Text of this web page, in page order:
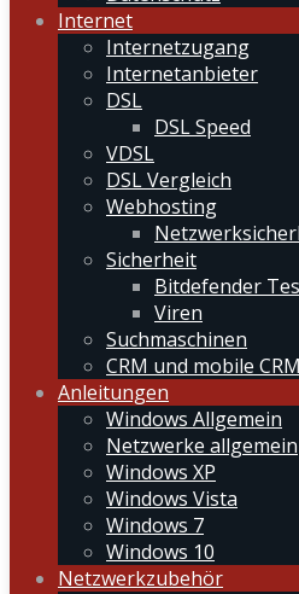
Internet
Internetzugang
Internetanbieter
DSL
DSL Speed
VDSL
DSL Vergleich
Webhosting
Sicherheit
Bitdefender
Viren
Suchmaschinen
CRM und mobile CRM
Anleitungen
Windows Allgemein
Netzwerke allgemein
Windows XP
Windows Vista
Windows 7
Windows 10
Netzwerkzubehör